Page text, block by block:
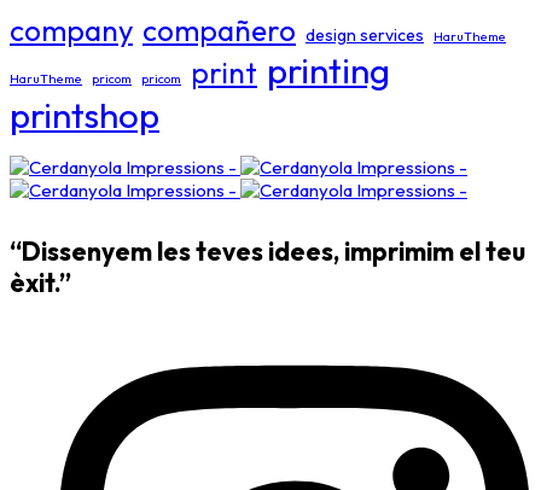
company compañero design services HaruTheme
HaruTheme pricom pricom print printing
printshop
“Dissenyem les teves idees, imprimim el teu
èxit.”